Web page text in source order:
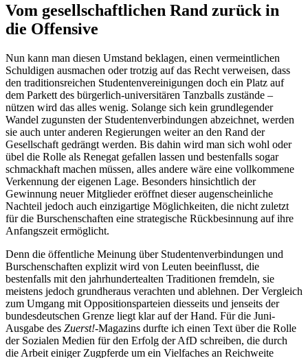
Vom gesellschaftlichen Rand zurück in
die Offensive
Nun kann man diesen Umstand beklagen, einen vermeintlichen
Schuldigen ausmachen oder trotzig auf das Recht verweisen, dass
den traditionsreichen Studentenvereinigungen doch ein Platz auf
dem Parkett des bürgerlich-universitären Tanzballs zustände –
nützen wird das alles wenig. Solange sich kein grundlegender
Wandel zugunsten der Studentenverbindungen abzeichnet, werden
sie auch unter anderen Regierungen weiter an den Rand der
Gesellschaft gedrängt werden. Bis dahin wird man sich wohl oder
übel die Rolle als Renegat gefallen lassen und bestenfalls sogar
schmackhaft machen müssen, alles andere wäre eine vollkommene
Verkennung der eigenen Lage. Besonders hinsichtlich der
Gewinnung neuer Mitglieder eröffnet dieser augenscheinliche
Nachteil jedoch auch einzigartige Möglichkeiten, die nicht zuletzt
für die Burschenschaften eine strategische Rückbesinnung auf ihre
Anfangszeit ermöglicht.
Denn die öffentliche Meinung über Studentenverbindungen und
Burschenschaften explizit wird von Leuten beeinflusst, die
bestenfalls mit den jahrhundertealten Traditionen fremdeln, sie
meistens jedoch grundheraus verachten und ablehnen. Der Vergleich
zum Umgang mit Oppositionsparteien diesseits und jenseits der
bundesdeutschen Grenze liegt klar auf der Hand. Für die Juni-
Ausgabe des Zuerst!-Magazins durfte ich einen Text über die Rolle
der Sozialen Medien für den Erfolg der AfD schreiben, die durch
die Arbeit einiger Zugpferde um ein Vielfaches an Reichweite